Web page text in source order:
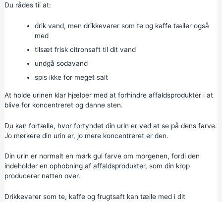
Du rådes til at:
drik vand, men drikkevarer som te og kaffe tæller også
med
tilsæt frisk citronsaft til dit vand
undgå sodavand
spis ikke for meget salt
At holde urinen klar hjælper med at forhindre affaldsprodukter i at
blive for koncentreret og danne sten.
Du kan fortælle, hvor fortyndet din urin er ved at se på dens farve.
Jo mørkere din urin er, jo mere koncentreret er den.
Din urin er normalt en mørk gul farve om morgenen, fordi den
indeholder en ophobning af affaldsprodukter, som din krop
producerer natten over.
Drikkevarer som te, kaffe og frugtsaft kan tælle med i dit